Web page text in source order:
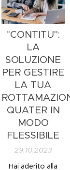
"CONTITU":
LA
SOLUZIONE
PER GESTIRE
LA TUA
QUATER IN
MODO
FLESSIBILE
29.10.2023
Hai aderito alla